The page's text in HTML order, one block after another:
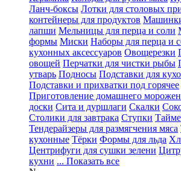
Ланч-боксы Лотки для столовых
контейнеры для продуктов Машинки
лапши Мельницы для перца и соли
формы Миски Наборы для перца и
кухонных аксессуаров Овощерезки
овощей Перчатки для чистки рыбы
утварь Подносы Подставки для
Подставки и прихватки под горячее
Приготовление домашнего
доски Сита и дуршлаги Скалки
Столики для завтрака Ступки
Тендерайзеры для размягчения мяса
кухонные Тёрки Формы для льда
Центрифуги для сушки зелени
кухни ... Показать все